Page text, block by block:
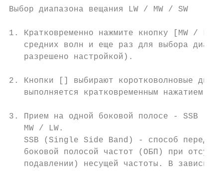
Выбор диапазона вещания LW / MW / SW
1. Кратковременно нажмите кнопку [MW / LW]
средних волн и еще раз для выбора
   разрешено настройкой).
2. Кнопки [] выбирают коротковолновые
выполняется кратковременным нажатием
3. Прием на одной боковой полосе - SSB
   MW / LW.
SSB (Single Side Band) - способ
боковой полосой частот (ОБП) при
подавлении) несущей частоты. В